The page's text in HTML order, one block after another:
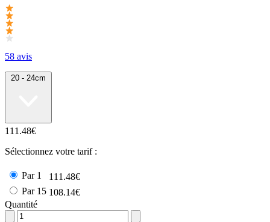
58 avis
20 - 24cm
111.48€
Sélectionnez votre tarif :
Par 1
111.48€
Par 15 108.14€
Quantité